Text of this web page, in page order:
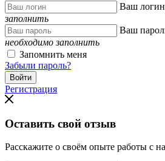
Ваш логин
заполнить
Ваш
необходимо заполнить
Запомнить меня
Забыли пароль?
Регистрация
Оставить свой отзыв
Расскажите о своём опыте работы с